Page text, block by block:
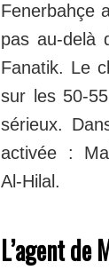
Fenerbahçe
pas au‑delà
Fanatik. Le
sur les 50-
sérieux.
activée :
Al‑Hilal.
L’agent de